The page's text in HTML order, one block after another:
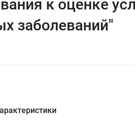
к оценке
заболеваний"